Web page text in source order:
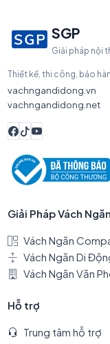
SGP
Giải pháp nội
Thiết kế, thi công, bảo
vachngandidong.vn
vachngandidong.net
Giải Pháp Vách Ngăn
Vách Ngăn
Vách Ngăn Di
Vách Ngăn Văn
Hỗ trợ
Trung tâm hỗ trợ